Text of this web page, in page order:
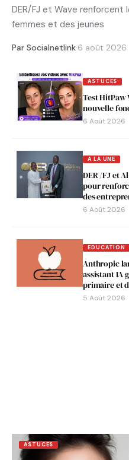
DER/FJ et Wave renforcent
femmes et des jeunes
Par Socialnetlink·6 août 2026
ASTUCES
Test HitPaw
nouvelle
6 Août 2026
A LA UNE
DER /FJ et
pour
des
6 Août 2026
EDUCATION
Anthropic
assistant IA
primaire et
5 Août 2026
ASTUCES